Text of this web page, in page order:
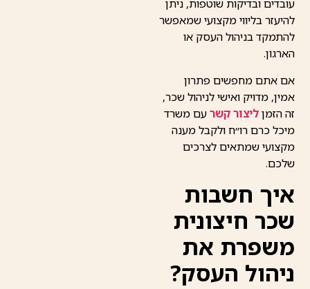
עובדים ובדיקות שוטפות, ניתן
להיעזר בליווי מקצועי שמאפשר
להתמקד בניהול העסק או
הארגון.
אם אתם מחפשים פתרון
אמין, מדויק ואישי לניהול שכר,
זה הזמןליצור קשרעם משרד
מיכל כרם רו״ח ולקבל מענה
מקצועי שמתאים לצרכים
שלכם.
איך חשבות
שכר חיצונית
משפרת את
ניהול העסק?